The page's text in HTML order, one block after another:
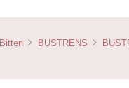
Bitten BUSTRENS